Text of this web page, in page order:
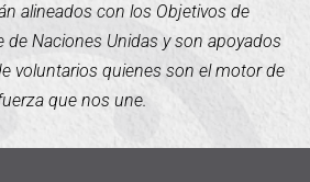
alineados con los Objetivos de
de Naciones Unidas y son apoyados
voluntarios quienes son el motor de
que nos une.